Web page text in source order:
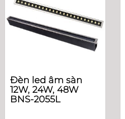
Đèn led âm sàn
12W, 24W, 48W
BNS-2055L